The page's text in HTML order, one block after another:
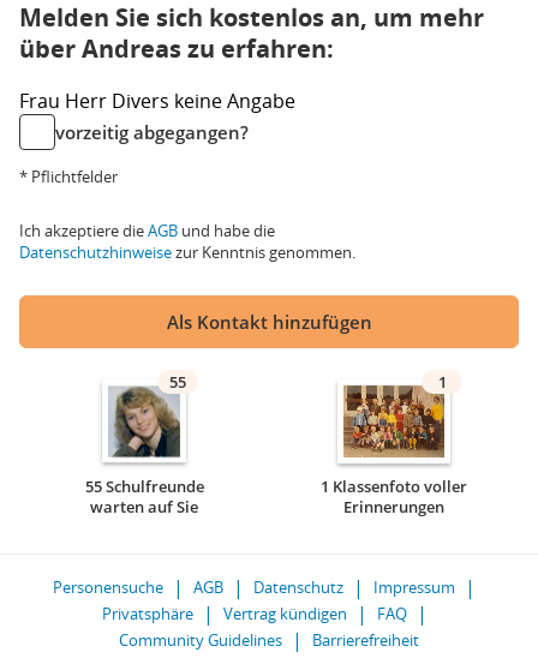
Melden Sie sich kostenlos an, um mehr
über Andreas zu erfahren:
Frau Herr Divers keine Angabe
vorzeitig abgegangen?
* Pflichtfelder
Ich akzeptiere dieAGB und habe die
Datenschutzhinweisezur Kenntnis genommen.
Als Kontakt hinzufügen
55
55 Schulfreunde
warten auf Sie
1
1 Klassenfoto voller
Erinnerungen
Personensuche AGB Datenschutz
Impressum
Privatsphäre
Vertrag kündigen
FAQ
Community Guidelines
Barrierefreiheit